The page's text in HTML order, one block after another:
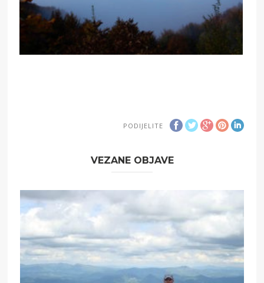
PODIJELITE
VEZANE OBJAVE